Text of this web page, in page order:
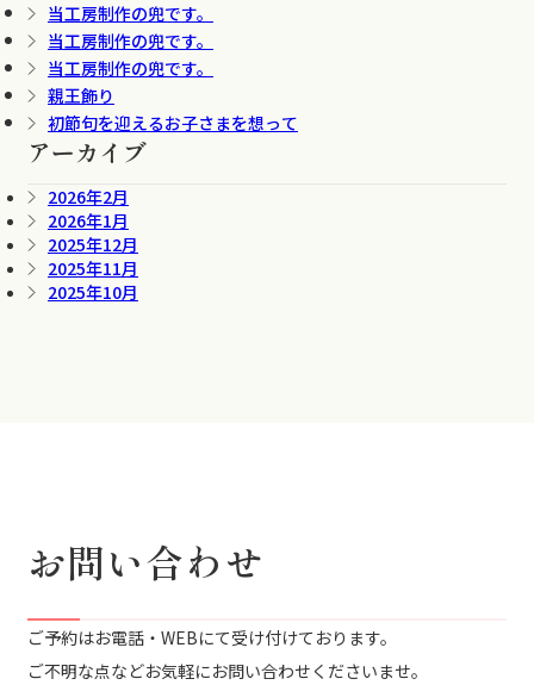
当工房制作の兜です。
当工房制作の兜です。
当工房制作の兜です。
親王飾り
初節句を迎えるお子さまを想って
アーカイブ
2026年2月
2026年1月
2025年12月
2025年11月
2025年10月
お問い合わせ
ご予約はお電話・WEBにて受け付けております。
ご不明な点などお気軽にお問い合わせくださいませ。